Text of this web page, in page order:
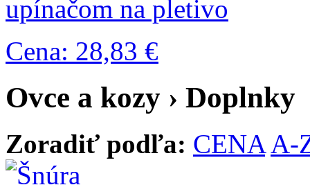
upínačom na pletivo
Cena: 28,83 €
Ovce a kozy › Doplnky
Zoradiť podľa: CENA A-